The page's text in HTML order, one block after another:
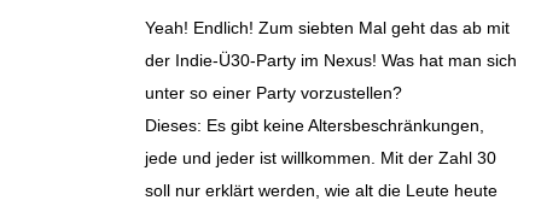
Yeah! Endlich! Zum siebten Mal geht das ab mit
der Indie-Ü30-Party im Nexus! Was hat man sich
unter so einer Party vorzustellen?
Dieses: Es gibt keine Altersbeschränkungen,
jede und jeder ist willkommen. Mit der Zahl 30
soll nur erklärt werden, wie alt die Leute heute